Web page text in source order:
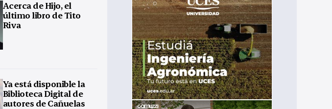
Acerca de Hijo, el
último libro de Tito
Riva
Ya está disponible la
Biblioteca Digital de
autores de Cañuelas